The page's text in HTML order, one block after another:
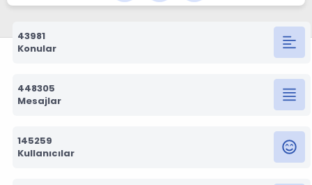
43981
Konular
448305
Mesajlar
145259
Kullanıcılar